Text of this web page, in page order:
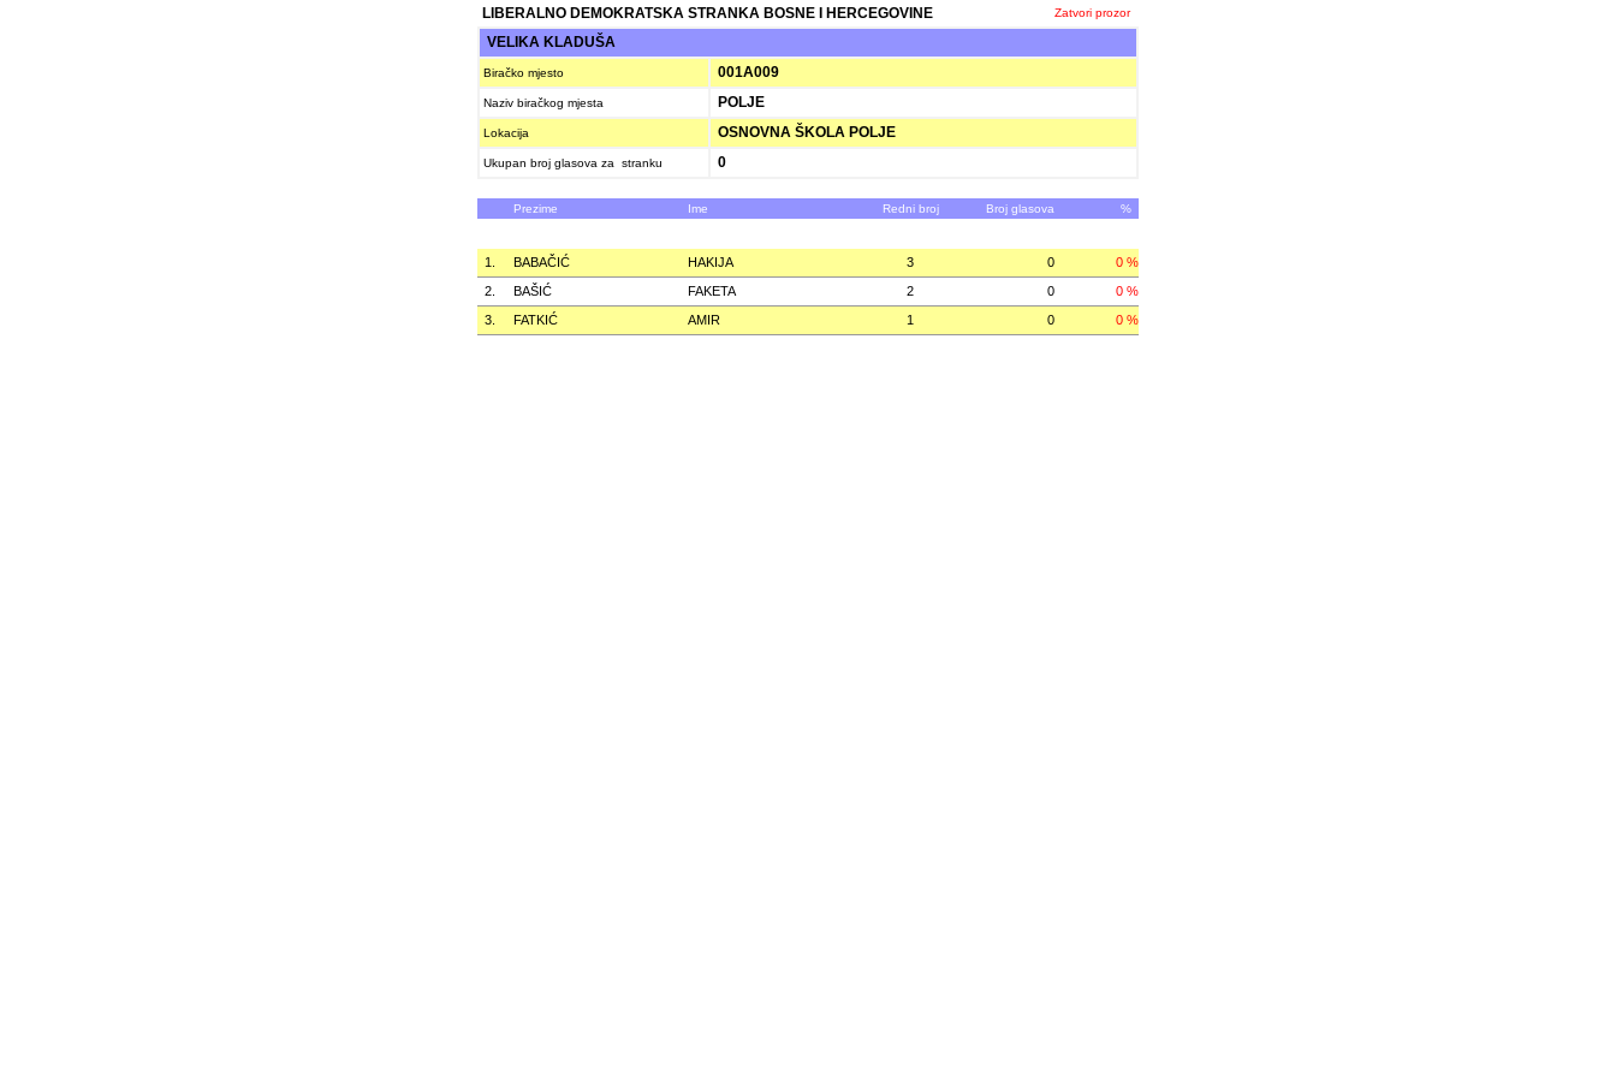
LIBERALNO DEMOKRATSKA STRANKA BOSNE I HERCEGOVINE Zatvori prozor
VELIKA KLADUŠA
Biračko mjesto 001A009
Naziv biračkog mjesta POLJE
Lokacija OSNOVNA ŠKOLA POLJE
Ukupan broj glasova za stranku 0
Prezime Ime Redni broj Broj glasova %
1. BABAČIĆ HAKIJA 3 0
0 %
2.
BAŠIĆ FAKETA 2 0
0 %
3.
FATKIĆ AMIR 1 0 0 %